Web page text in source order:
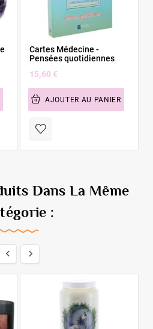
Cartes Médecine -
Pensées quotidiennes
15,60 €
AJOUTER AU PANIER
Dans La Même
:
 